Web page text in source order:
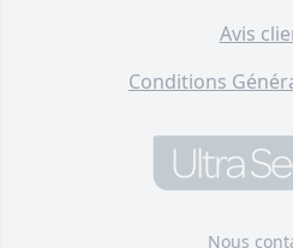
Avis
Conditions
Nous